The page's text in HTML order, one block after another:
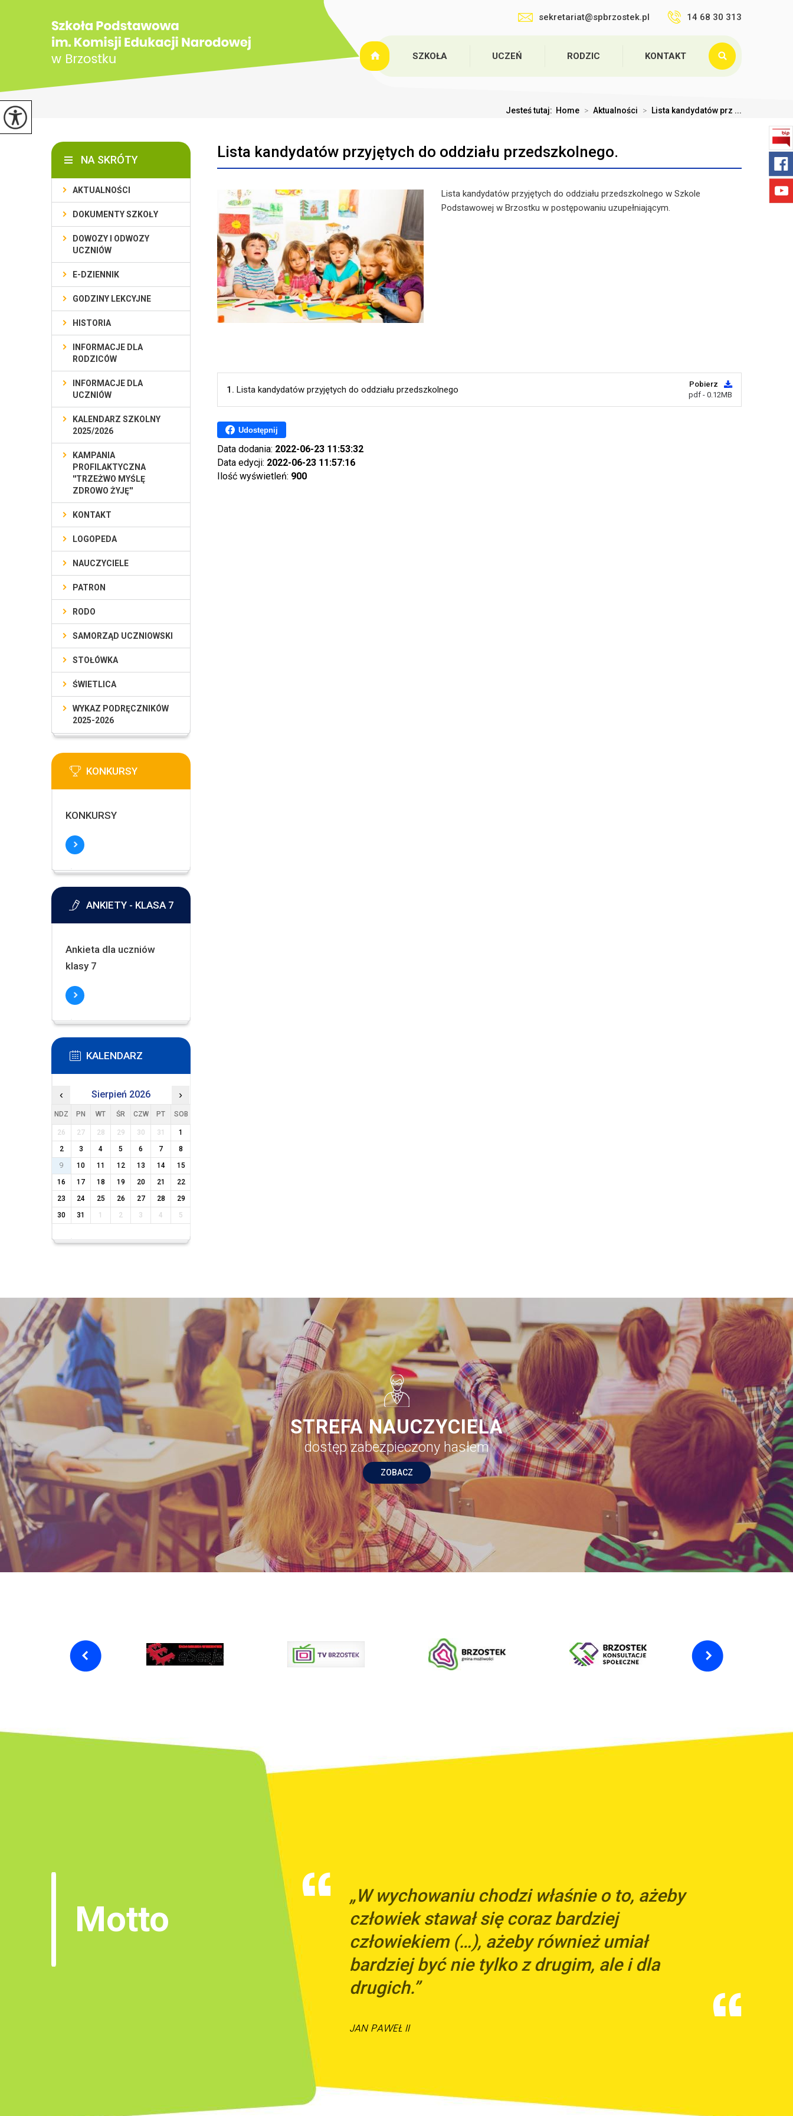
sekretariat@spbrzostek.pl 14 68 30 313
SZKOŁA UCZEŃ RODZIC KONTAKT
Jesteś tutaj: Home > Aktualności > Lista kandydatów prz ...
Lista kandydatów przyjętych do oddziału przedszkolnego.
Lista kandydatów przyjętych do oddziału przedszkolnego w Szkole
Podstawowej w Brzostku w postępowaniu uzupełniającym.
1. Lista kandydatów przyjętych do oddziału przedszkolnego
Pobierz
pdf - 0.12MB
Udostępnij
Data dodania: 2022-06-23 11:53:32
Data edycji: 2022-06-23 11:57:16
Ilość wyświetleń: 900
NA SKRÓTY
AKTUALNOŚCI
DOKUMENTY SZKOŁY
DOWOZY I ODWOZY
UCZNIÓW
E-DZIENNIK
GODZINY LEKCYJNE
HISTORIA
INFORMACJE DLA
RODZICÓW
INFORMACJE DLA
UCZNIÓW
KALENDARZ SZKOLNY
2025/2026
KAMPANIA
PROFILAKTYCZNA
''TRZEŻWO MYŚLĘ
ZDROWO ŻYJĘ''
KONTAKT
LOGOPEDA
NAUCZYCIELE
PATRON
RODO
SAMORZĄD UCZNIOWSKI
STOŁÓWKA
ŚWIETLICA
WYKAZ PODRĘCZNIKÓW
2025-2026
KONKURSY
KONKURSY
ANKIETY - KLASA 7
Ankieta dla uczniów
klasy 7
KALENDARZ
‹ Sierpień 2026 ›
NDZ PN WT ŚR CZW PT SOB
26 27 28 29 30 31
1
2
3 4 5 6 7
8
9
10 11 12 13 14
15
16
17 18 19 20 21
22
23
24 25 26 27 28
29
30
31 1 2 3 4 5
STREFA NAUCZYCIELA
dostęp zabezpieczony hasłem
ZOBACZ
„W wychowaniu chodzi właśnie o to, ażeby
człowiek stawał się coraz bardziej
człowiekiem (…), ażeby również umiał
bardziej być nie tylko z drugim, ale i dla
drugich.”
JAN PAWEŁ II